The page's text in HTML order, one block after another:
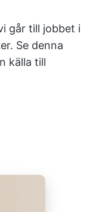
går till jobbet i
Se denna
källa till